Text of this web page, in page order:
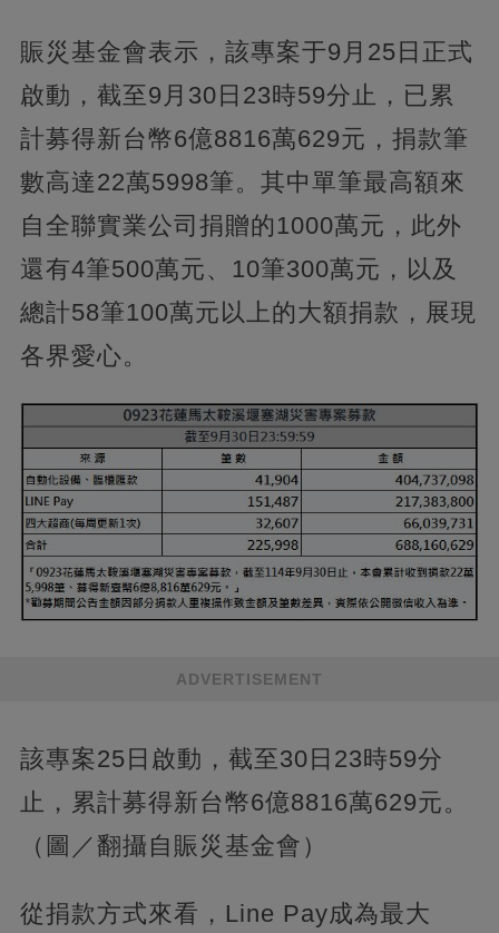
賑災基金會表示，該專案于9月25日正式
啟動，截至9月30日23時59分止，已累
計募得新台幣6億8816萬629元，捐款筆
數高達22萬5998筆。其中單筆最高額來
自全聯實業公司捐贈的1000萬元，此外
還有4筆500萬元、10筆300萬元，以及
總計58筆100萬元以上的大額捐款，展現
各界愛心。
ADVERTISEMENT
該專案25日啟動，截至30日23時59分
止，累計募得新台幣6億8816萬629元。
（圖／翻攝自賑災基金會）
從捐款方式來看，Line Pay成為最大